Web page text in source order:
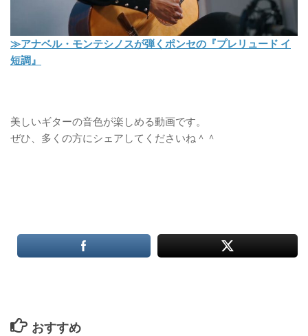
≫アナベル・モンテシノスが弾くポンセの『プレリュード イ
短調』
美しいギターの音色が楽しめる動画です。
ぜひ、多くの方にシェアしてくださいね＾＾
おすすめ